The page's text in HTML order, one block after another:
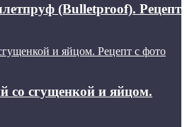
(Bulletproof). Рецепт
и яйцом. Рецепт с фото
со сгущенкой и яйцом.